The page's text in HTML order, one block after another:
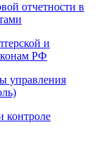
отчетности в
и
РФ
управления
контроле